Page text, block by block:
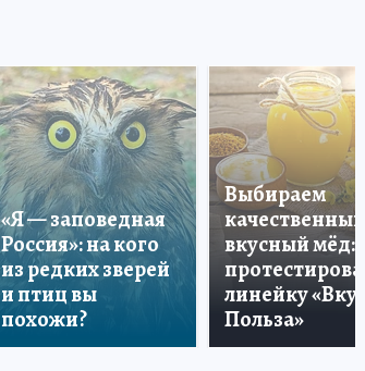
«Я — заповедная
Россия»: на кого
из редких зверей
и птиц вы
похожи?
Выбираем
качественный
вкусный мёд:
линейку «Вкус
Польза»